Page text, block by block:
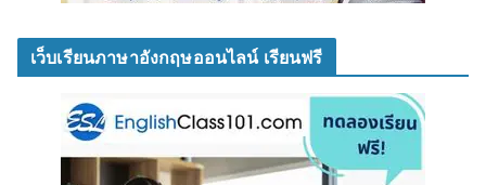
เว็บเรียนภาษาอังกฤษออนไลน์ เรียนฟรี